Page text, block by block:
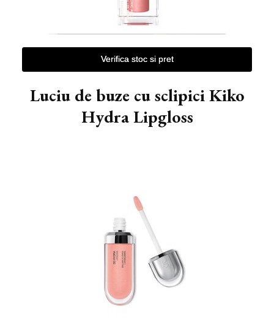
Verifica stoc si pret
Luciu de buze cu sclipici Kiko
Hydra Lipgloss